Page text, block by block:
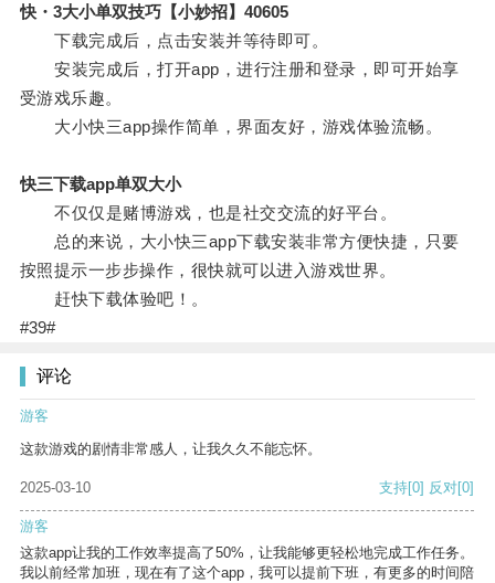
快・3大小单双技巧【小妙招】40605
下载完成后，点击安装并等待即可。
安装完成后，打开app，进行注册和登录，即可开始享
受游戏乐趣。
大小快三app操作简单，界面友好，游戏体验流畅。
快三下载app单双大小
不仅仅是赌博游戏，也是社交交流的好平台。
总的来说，大小快三app下载安装非常方便快捷，只要
按照提示一步步操作，很快就可以进入游戏世界。
赶快下载体验吧！。
#39#
评论
游客
这款游戏的剧情非常感人，让我久久不能忘怀。
2025-03-10 支持[0] 反对[0]
游客
这款app让我的工作效率提高了50%，让我能够更轻松地完成工作任务。
我以前经常加班，现在有了这个app，我可以提前下班，有更多的时间陪